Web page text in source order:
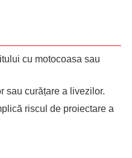
cu motocoasa sau
sau curățare a livezilor.
riscul de proiectare a